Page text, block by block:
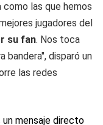
como las que hemos
jugadores del
su fan. Nos toca
bandera", disparó un
las redes